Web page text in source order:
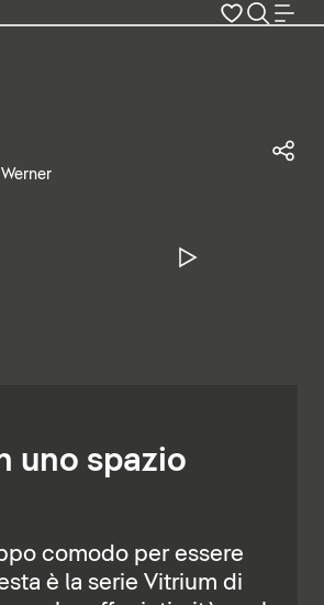
Metti in
uno spazio
comodo per essere
è la serie Vitrium di